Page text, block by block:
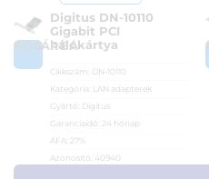
KOSÁRBA
Digitus DN-10110
Gigabit PCI
hálókártya
Cikkszám: DN-10110
Kategória: LAN adapterek
Gyártó: Digitus
Garanciaidő:
24 hónap
ÁFA:
27%
Azonosító: 40940